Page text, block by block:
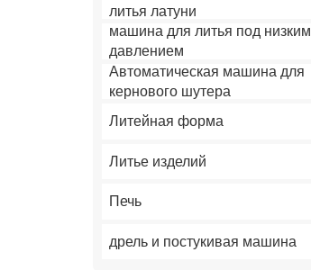
литья латуни
машина для литья под низким
давлением
Автоматическая машина для
кернового шутера
Литейная форма
Литье изделий
Печь
дрель и постукивая машина